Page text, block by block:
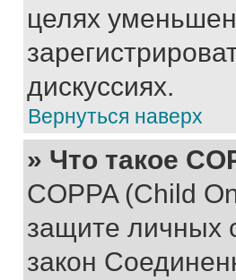
целях
дискуссиях.
Вернуться наверх
» Что такое
COPPA (Child
защите личных
закон